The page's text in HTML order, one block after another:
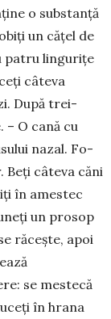
o substanță
un cățel de
pa­tru lingurițe
câteva
După trei-
– O cană cu
nazal. Fo­
Beți câteva căni
în amestec
un prosop
răcește, apoi
se mestecă
în hrana